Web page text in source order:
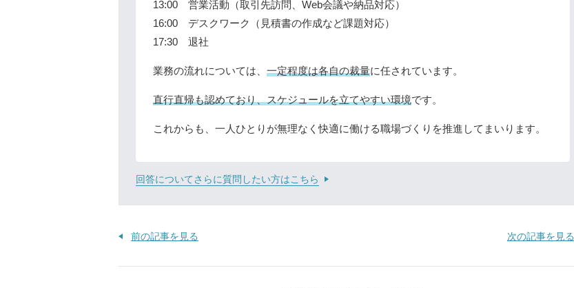
13:00 営業活動（取引先訪問、Web会議や納品対応）
16:00 デスクワーク（見積書の作成など課題対応）
17:30 退社
業務の流れについては、 一定程度は各自の裁量に任されています。
直行直帰も認めており、スケジュールを立てやすい環境です。
これからも、一人ひとりが無理なく快適に働ける職場づくりを推進してまいります。
回答についてさらに質問したい方はこちら
前の記事を見る 次の記事を見る